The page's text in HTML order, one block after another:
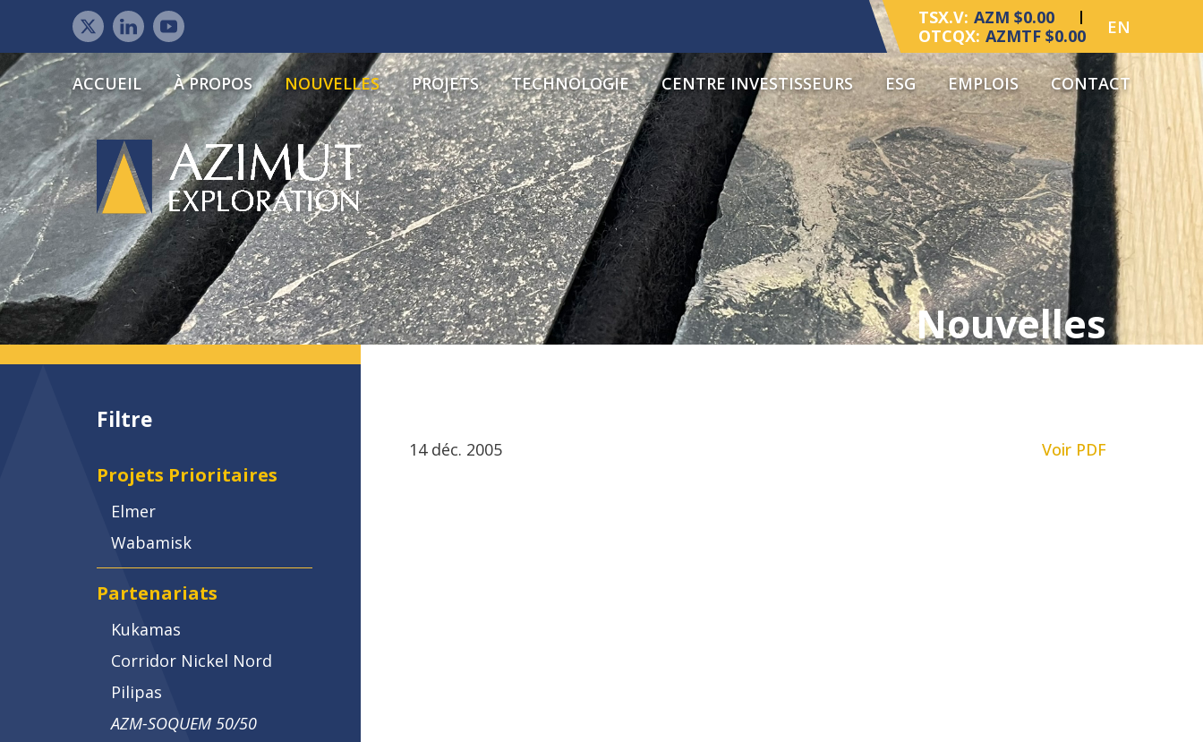
TSX.V: AZM $0.00
OTCQX: AZMTF $0.00 EN
ACCUEIL À PROPOS NOUVELLES PROJETS TECHNOLOGIE CENTRE INVESTISSEURS ESG EMPLOIS CONTACT
Nouvelles
14 déc. 2005 Voir PDF
Filtre
Projets Prioritaires
Elmer
Wabamisk
Partenariats
Kukamas
Corridor Nickel Nord
Pilipas
AZM-SOQUEM 50/50